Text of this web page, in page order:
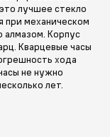
лучшее стекло
при механическом
алмазом. Корпус
Кварцевые часы
хода
не нужно
лет.